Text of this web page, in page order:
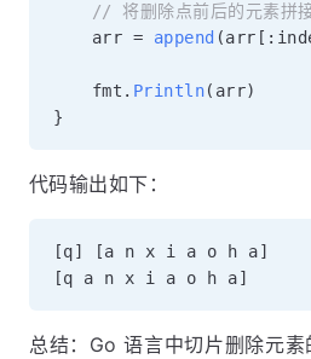
// 将删除点前后的元素拼
	arr
= append (arr [ :
	fmt
. Println( arr)
}
代码输出如下：
[q] [a n x i a o h a]
[q a n x i a o h a]
总结：Go 语言中切片删除元